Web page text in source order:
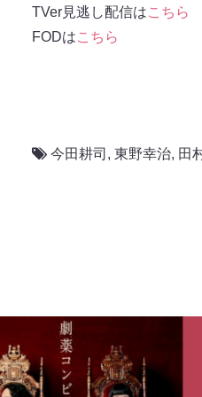
TVer見逃し配信はこちら
FODはこちら
今田耕司 , 東野幸治, 田